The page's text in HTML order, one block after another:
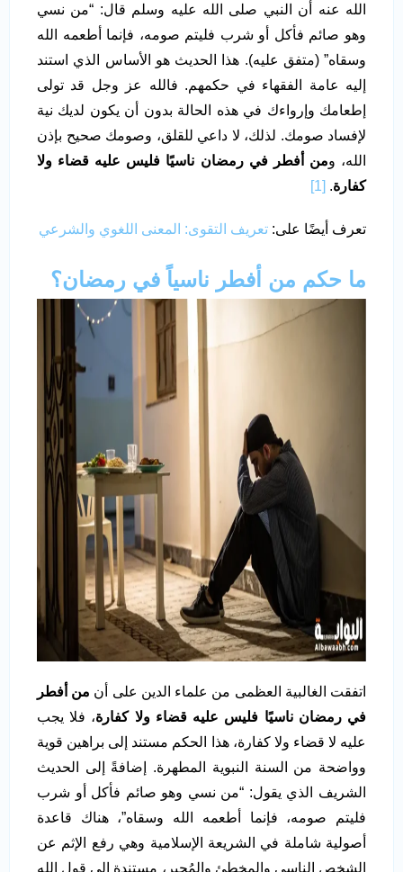
الله عنه أن النبي صلى الله عليه وسلم قال: “من نسي
وهو صائم فأكل أو شرب فليتم صومه، فإنما أطعمه الله
وسقاه” (متفق عليه). هذا الحديث هو الأساس الذي استند
إليه عامة الفقهاء في حكمهم. فالله عز وجل قد تولى
إطعامك وإرواءك في هذه الحالة بدون أن يكون لديك نية
لإفساد صومك. لذلك، لا داعي للقلق، وصومك صحيح بإذن
الله، ومن أفطر في رمضان ناسيًا فليس عليه قضاء ولا
كفارة.
[1]
تعرف أيضًا على: تعريف التقوى: المعنى اللغوي والشرعي
ما حكم من أفطر ناسياً في رمضان؟
اتفقت الغالبية العظمى من علماء الدين على أن من أفطر
في رمضان ناسيًا فليس عليه قضاء ولا كفارة، فلا يجب
عليه لا قضاء ولا كفارة، هذا الحكم مستند إلى براهين قوية
وواضحة من السنة النبوية المطهرة. إضافةً إلى الحديث
الشريف الذي يقول: “من نسي وهو صائم فأكل أو شرب
فليتم صومه، فإنما أطعمه الله وسقاه”، هناك قاعدة
أصولية شاملة في الشريعة الإسلامية وهي رفع الإثم عن
الشخص الناسِي والمخطئ والمُجبر، مستندة إلى قول الله